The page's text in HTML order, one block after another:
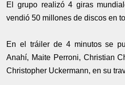
El grupo realizó 4 giras
vendió 50 millones de discos en
En el tráiler de 4 minutos se
Anahí, Maite Perroni, Christian
Christopher Uckermann, en su